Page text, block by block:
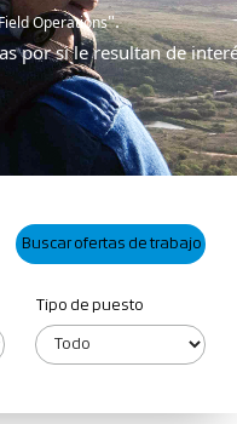
Operations".
por si le resultan de
Tipo de puesto